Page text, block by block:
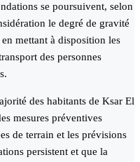
se poursuivent, selon
le degré de gravité
mettant à disposition les
des personnes
des habitants de Ksar El
mesures préventives
de terrain et les prévisions
persistent et que la